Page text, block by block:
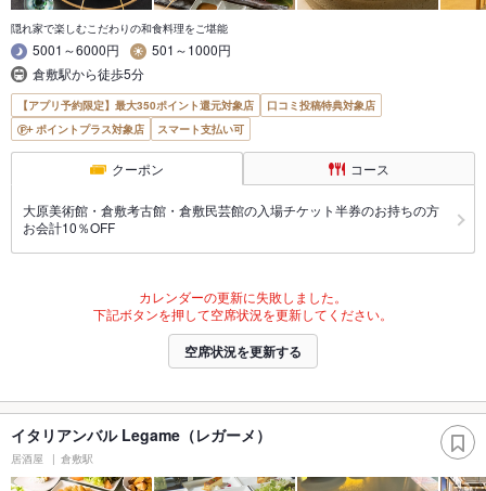
隠れ家で楽しむこだわりの和食料理をご堪能
5001～6000円
501～1000円
倉敷駅から徒歩5分
【アプリ予約限定】最大350ポイント還元対象店
口コミ投稿特典対象店
ポイントプラス対象店
スマート支払い可
クーポン コース
大原美術館・倉敷考古館・倉敷民芸館の入場チケット半券のお持ちの方
お会計10％OFF
カレンダーの更新に失敗しました。
下記ボタンを押して空席状況を更新してください。
空席状況を更新する
イタリアンバル Legame（レガーメ）
居酒屋 倉敷駅